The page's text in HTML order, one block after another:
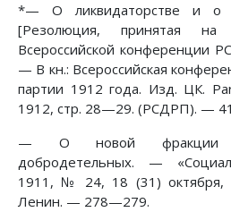
*— О ликвидаторстве и о
[Резолюция, принятая на
Всероссийской конференции
— В кн.: Всероссийская
партии 1912 года. Изд. ЦК.
1912, стр. 28—29. (РСДРП). —
— О новой фракции
добродетельных. —
1911, № 24, 18 (31) октября,
Ленин. — 278—279.